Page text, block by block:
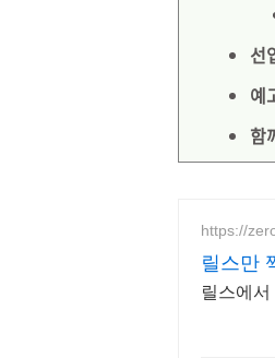
선
예
함
https://
릴스만
릴스에